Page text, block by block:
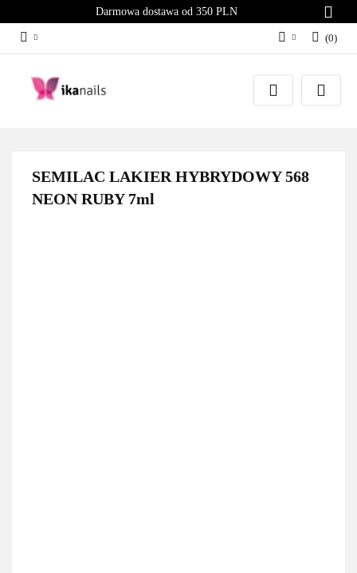
Darmowa dostawa od 350 PLN
Zaloguj się
Załóż konto
(0)
SEMILAC LAKIER HYBRYDOWY 568
NEON RUBY 7ml